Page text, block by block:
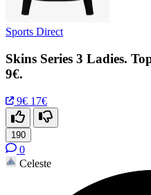
Sports Direct
Skins Series 3 Ladies.
9€.
9€ 17€
190
0
Celeste